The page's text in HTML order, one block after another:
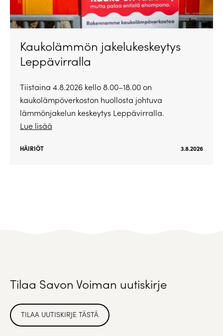
Kaukolämmön jakelukeskeytys
Leppävirralla
Tiistaina 4.8.2026 kello 8.00–18.00 on
kaukolämpöverkoston huollosta johtuva
lämmönjakelun keskeytys Leppävirralla.
Lue lisää
HÄIRIÖT 3.8.2026
Tilaa Savon Voiman uutiskirje
TILAA UUTISKIRJE TÄSTÄ